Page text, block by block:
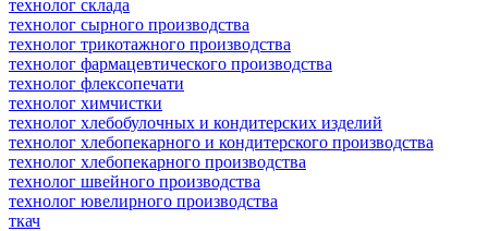
технолог склада
технолог сырного производства
технолог трикотажного производства
технолог фармацевтического производства
технолог флексопечати
технолог химчистки
технолог хлебобулочных и кондитерских изделий
технолог хлебопекарного и кондитерского производства
технолог хлебопекарного производства
технолог швейного производства
технолог ювелирного производства
ткач